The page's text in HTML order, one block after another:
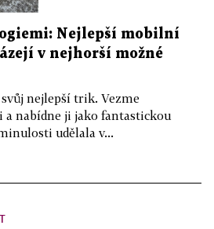
Nejlepší mobilní
v nejhorší možné
nejlepší trik. Vezme
nabídne ji jako fantastickou
udělala v...